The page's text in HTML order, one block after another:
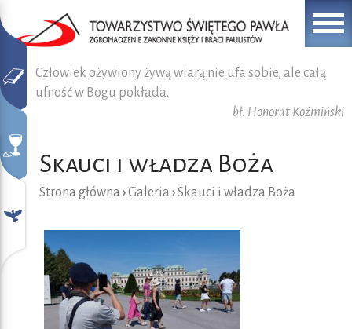
Człowiek ożywiony żywą wiarą nie ufa sobie, ale całą
ufność w Bogu pokłada.
bł. Honorat Koźmiński
Skauci i władza Boża
Strona główna ›Galeria ›Skauci i władza Boża